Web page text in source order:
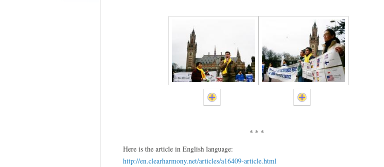
* * *
Here is the article in English language:
http://en.clearharmony.net/articles/a16409-article.html